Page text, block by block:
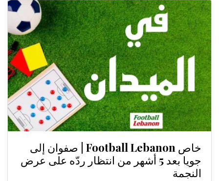
خاص Football Lebanon | صفوان إلى
جويا بعد 5 أشهر من انتظار ردّه على عرض
النجمة